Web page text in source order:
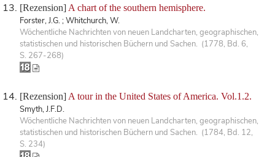
[Rezension] A chart of the southern hemisphere.
Forster, J.G. ; Whitchurch, W.
Wöchentliche Nachrichten von neuen Landcharten, geographischen,
statistischen und historischen Büchern und Sachen. (1778, Bd. 6,
S. 267-268)
[Rezension] A tour in the United States of America. Vol.1.2.
Smyth, J.F.D.
Wöchentliche Nachrichten von neuen Landcharten, geographischen,
statistischen und historischen Büchern und Sachen. (1784, Bd. 12,
S. 234)